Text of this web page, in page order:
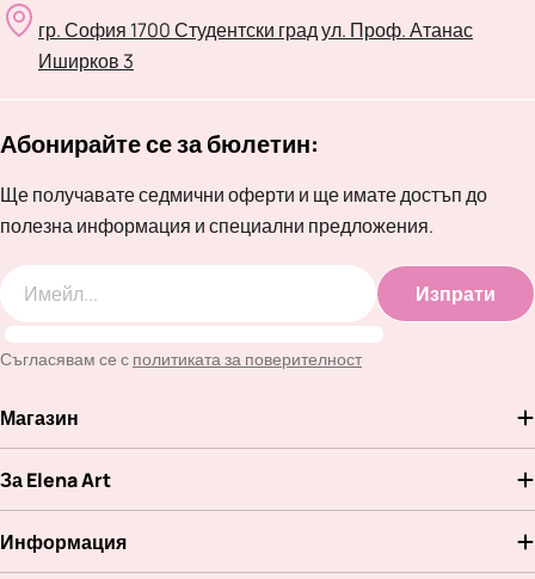
гр. София 1700 Студентски град ул. Проф. Атанас
Иширков 3
Абонирайте се за бюлетин:
Ще получавате седмични оферти и ще имате достъп до
полезна информация и специални предложения.
Изпрати
Съгласявам се с политиката за поверителност
Магазин
За Elena Art
Информация